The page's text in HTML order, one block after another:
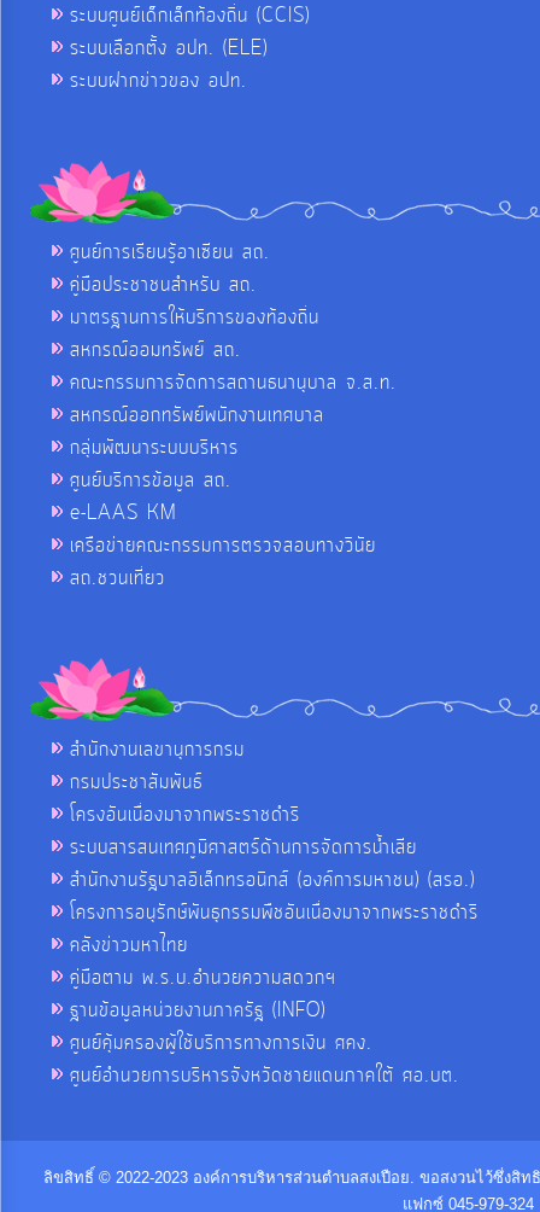
ระบบศูนย์เด็กเล็กท้องถิ่น (CCIS)
ระบบเลือกตั้ง อปท. (ELE)
ระบบฝากข่าวของ อปท.
ศูนย์การเรียนรู้อาเซียน สถ.
คู่มือประชาชนสำหรับ สถ.
มาตรฐานการให้บริการของท้องถิ่น
สหกรณ์ออมทรัพย์ สถ.
คณะกรรมการจัดการสถานธนานุบาล จ.ส.ท.
สหกรณ์ออกทรัพย์พนักงานเทศบาล
กลุ่มพัฒนาระบบบริหาร
ศูนย์บริการข้อมูล สถ.
e-LAAS KM
เครือข่ายคณะกรรมการตรวจสอบทางวินัย
สถ.ชวนเที่ยว
สำนักงานเลขานุการกรม
กรมประชาสัมพันธ์
โครงอันเนื่องมาจากพระราชดำริ
ระบบสารสนเทศภูมิศาสตร์ด้านการจัดการน้ำเสีย
สำนักงานรัฐบาลอิเล็กทรอนิกส์ (องค์การมหาชน) (สรอ.)
โครงการอนุรักษ์พันธุกรรมพืชอันเนื่องมาจากพระราชดำริ
คลังข่าวมหาไทย
คู่มือตาม พ.ร.บ.อำนวยความสดวกฯ
ฐานข้อมูลหน่วยงานภาครัฐ (INFO)
ศูนย์คุ้มครองผู้ใช้บริการทางการเงิน ศคง.
ศูนย์อำนวยการบริหารจังหวัดชายแดนภาคใต้ ศอ.บต.
ลิขสิทธิ์ © 2022-2023 องค์การบริหารส่วนตำบลสงเปือย. ขอสงวนไว้ซึ่งสิ
แฟกซ์ 045-979-